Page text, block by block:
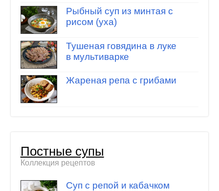
Рыбный суп из минтая с
рисом (уха)
Тушеная говядина в луке
в мультиварке
Жареная репа с грибами
Постные супы
Коллекция рецептов
Суп с репой и кабачком